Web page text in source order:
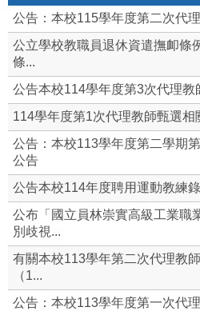
本校差勤系統(限校內)
性別平等專區
各委員會名單
組織編制
本校常用資料
本校規則
修訂本校教職員工文康活動
公告：本校115學年度第二次代
公立學校教職員退休資遣撫卹條
條...
公告本校114學年度第3次代理教
114學年度第1次代理教師甄選相
公告：本校113學年度第二學期
公告
公告本校114年度聘用運動教練
公布「國立員林崇實高級工業職
別歧視...
有關本校113學年第二次代理教
（1...
公告：本校113學年度第一次代